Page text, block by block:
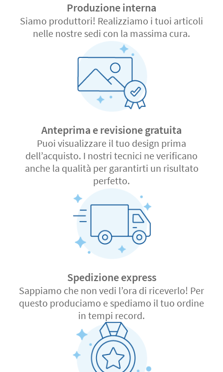
Produzione interna
Siamo produttori! Realizziamo i tuoi articoli
nelle nostre sedi con la massima cura.
Anteprima e revisione gratuita
Puoi visualizzare il tuo design prima
dell’acquisto. I nostri tecnici ne verificano
anche la qualità per garantirti un risultato
perfetto.
Spedizione express
Sappiamo che non vedi l’ora di riceverlo! Per
questo produciamo e spediamo il tuo ordine
in tempi record.